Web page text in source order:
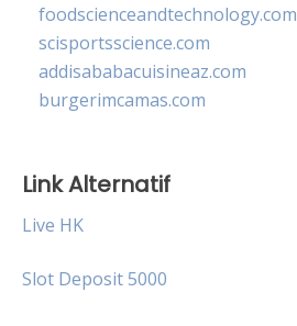
foodscienceandtechnology.com
scisportsscience.com
addisababacuisineaz.com
burgerimcamas.com
Link Alternatif
Live HK
Slot Deposit 5000